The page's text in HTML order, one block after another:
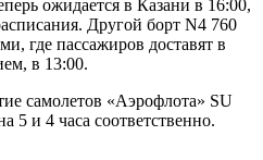
ожидается в Казани в 16:00,
Другой борт N4 760
где пассажиров доставят в
в 13:00.
самолетов «Аэрофлота» SU
5 и 4 часа соответственно.